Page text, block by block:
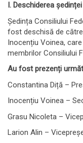
I. Deschiderea
Ședința Consiliului
fost deschisă de către
Inocențiu Voinea,
membrilor Consiliului
Au fost prezenți
Constantina Diță –
Inocențiu Voinea –
Grasu Nicoleta –
Larion Alin –